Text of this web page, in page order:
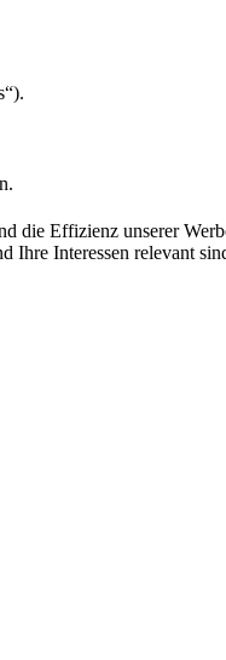
die Effizienz unserer
Ihre Interessen relevant